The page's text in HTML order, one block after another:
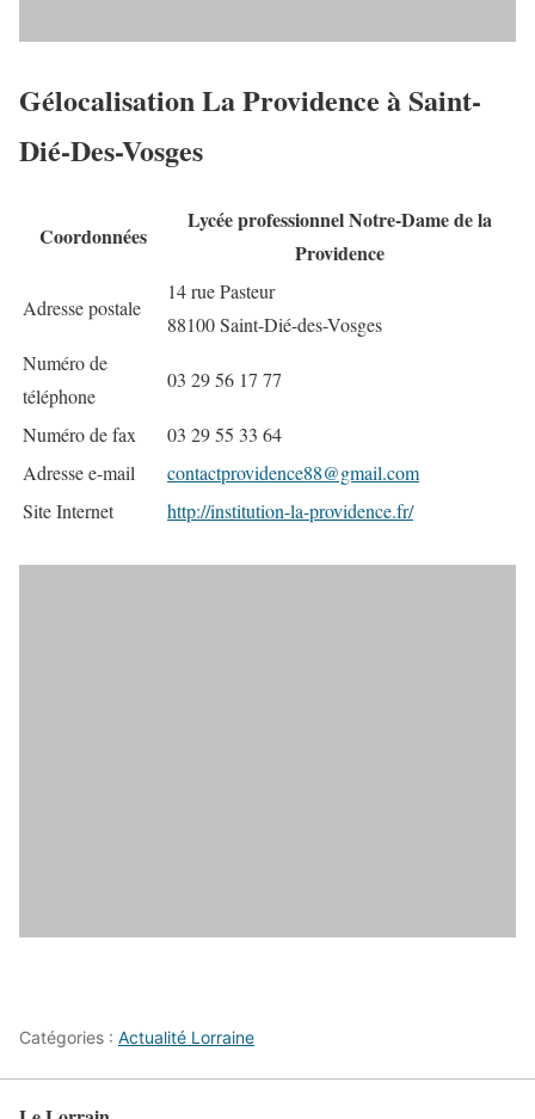
Gélocalisation La Providence à Saint-
Dié-Des-Vosges
Coordonnées
Lycée professionnel Notre-Dame de la
Providence
Adresse postale
14 rue Pasteur
88100 Saint-Dié-des-Vosges
Numéro de
téléphone
03 29 56 17 77
Numéro de fax
03 29 55 33 64
Adresse e-mail
contactprovidence88@gmail.com
Site Internet
http://institution-la-providence.fr/
Catégories : Actualité Lorraine